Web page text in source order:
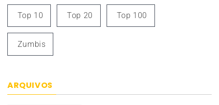
Top 10 Top 20 Top 100
Zumbis
ARQUIVOS